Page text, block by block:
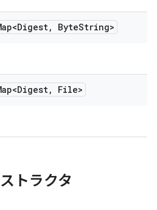
, ByteString>
, File>
トラクタ